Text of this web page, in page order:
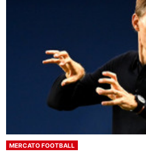
MERCATO FOOTBALL